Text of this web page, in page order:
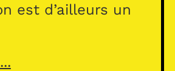
est d’ailleurs un